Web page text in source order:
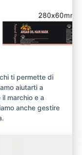
ti permette di
aiutarti a
marchio e a
anche gestire